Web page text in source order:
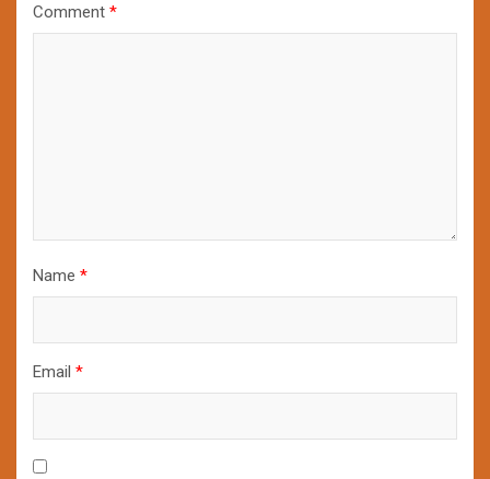
Comment *
Name *
Email *